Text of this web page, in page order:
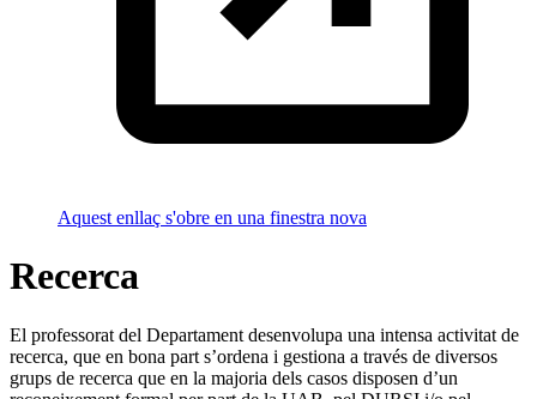
Aquest enllaç s'obre en una finestra nova
Recerca
El professorat del Departament desenvolupa una intensa activitat de
recerca, que en bona part s’ordena i gestiona a través de diversos
grups de recerca que en la majoria dels casos disposen d’un